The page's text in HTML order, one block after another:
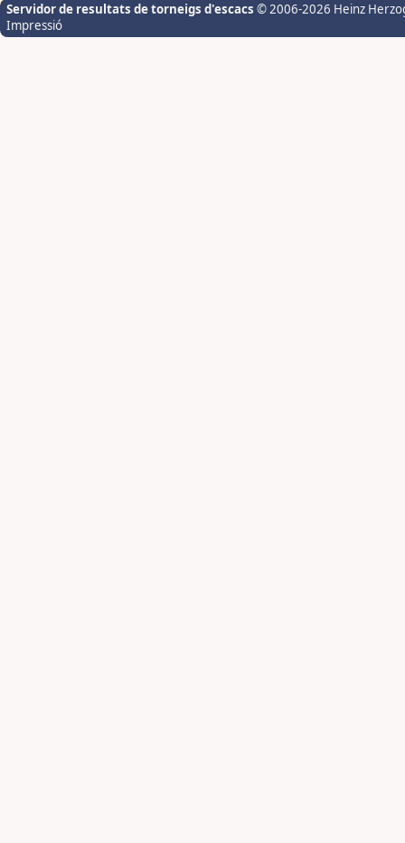
Servidor de resultats de torneigs d'escacs © 2006-2026 Heinz
Impressió